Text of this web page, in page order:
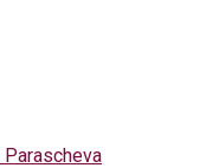
Parascheva